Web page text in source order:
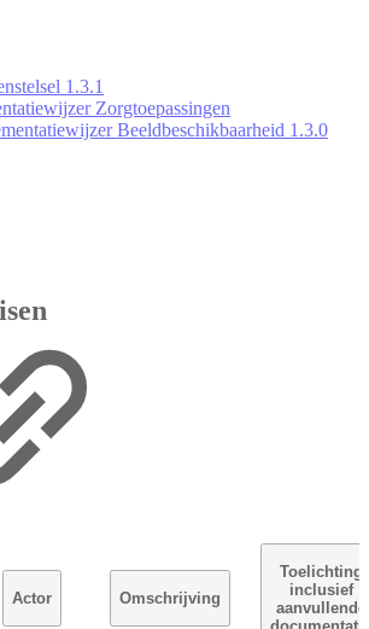
1.3.1
Zorgtoepassingen
Beeldbeschikbaarheid 1.3.0
Actor Omschrijving
Toelichting
inclusief
aanvullende